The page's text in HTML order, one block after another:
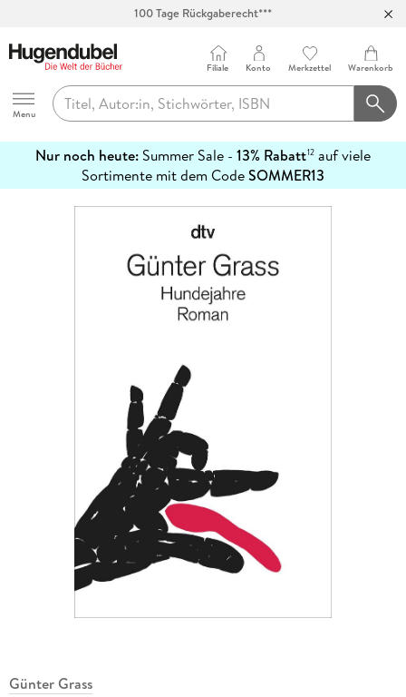
100 Tage Rückgaberecht***
Hugendubel
Menu
Filiale Konto Merkzettel Warenkorb
Nur noch heute: Summer Sale - 13% Rabatt12 auf viele
Sortimente mit dem CodeSOMMER13
erfahren
Günter Grass